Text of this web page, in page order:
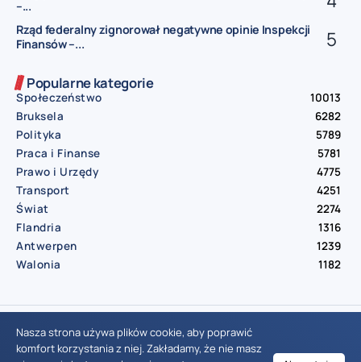
–...
Rząd federalny zignorował negatywne opinie Inspekcji
Finansów –...
Popularne kategorie
Społeczeństwo
10013
Bruksela
6282
Polityka
5789
Praca i Finanse
5781
Prawo i Urzędy
4775
Transport
4251
Świat
2274
Flandria
1316
Antwerpen
1239
Walonia
1182
© Aktualnosci.be – All Right Reserved 2016-2026
Nasza strona używa plików cookie, aby poprawić
komfort korzystania z niej. Zakładamy, że nie masz